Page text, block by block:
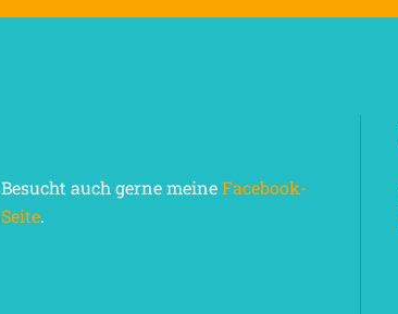
Besucht auch gerne meineFacebook-
Seite.